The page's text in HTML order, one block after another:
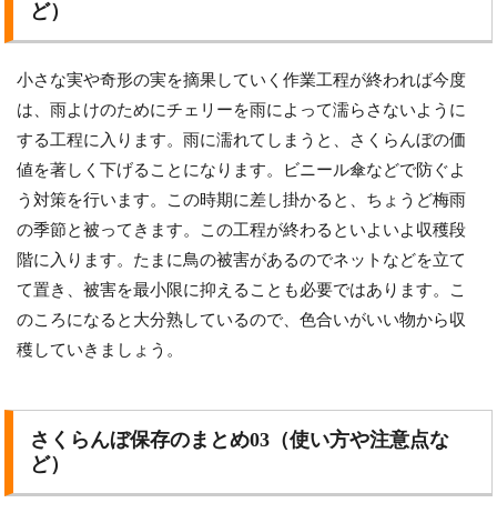
ど）
小さな実や奇形の実を摘果していく作業工程が終われば今度
は、雨よけのためにチェリーを雨によって濡らさないように
する工程に入ります。雨に濡れてしまうと、さくらんぼの価
値を著しく下げることになります。ビニール傘などで防ぐよ
う対策を行います。この時期に差し掛かると、ちょうど梅雨
の季節と被ってきます。この工程が終わるといよいよ収穫段
階に入ります。たまに鳥の被害があるのでネットなどを立て
て置き、被害を最小限に抑えることも必要ではあります。こ
のころになると大分熟しているので、色合いがいい物から収
穫していきましょう。
さくらんぼ保存のまとめ03（使い方や注意点な
ど）